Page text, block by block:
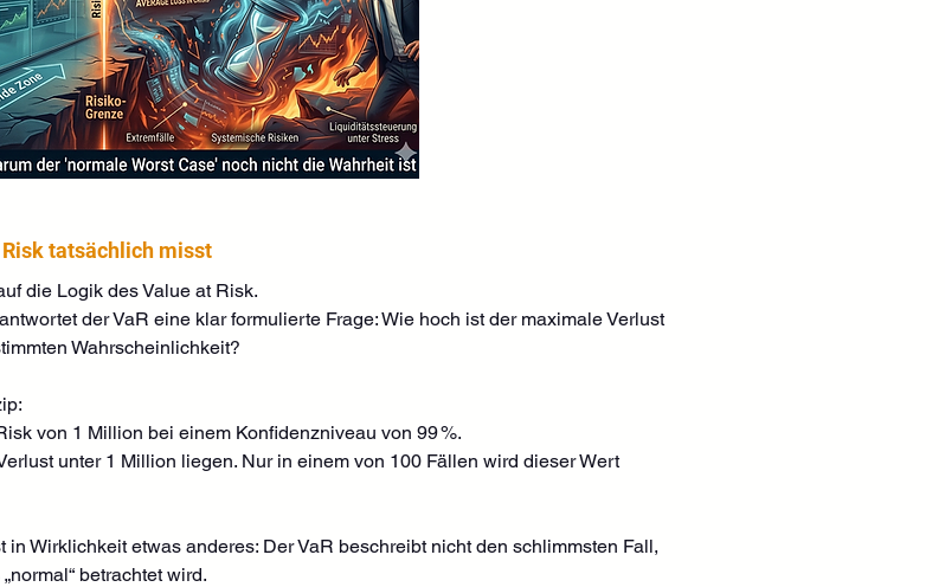
tatsächlich misst
die Logik des Value at Risk.
der VaR eine klar formulierte Frage: Wie hoch ist der maximale Verlust
Wahrscheinlichkeit?
von 1 Million bei einem Konfidenzniveau von 99 %.
unter 1 Million liegen. Nur in einem von 100 Fällen wird dieser Wert
Wirklichkeit etwas anderes: Der VaR beschreibt nicht den schlimmsten Fall,
betrachtet wird.